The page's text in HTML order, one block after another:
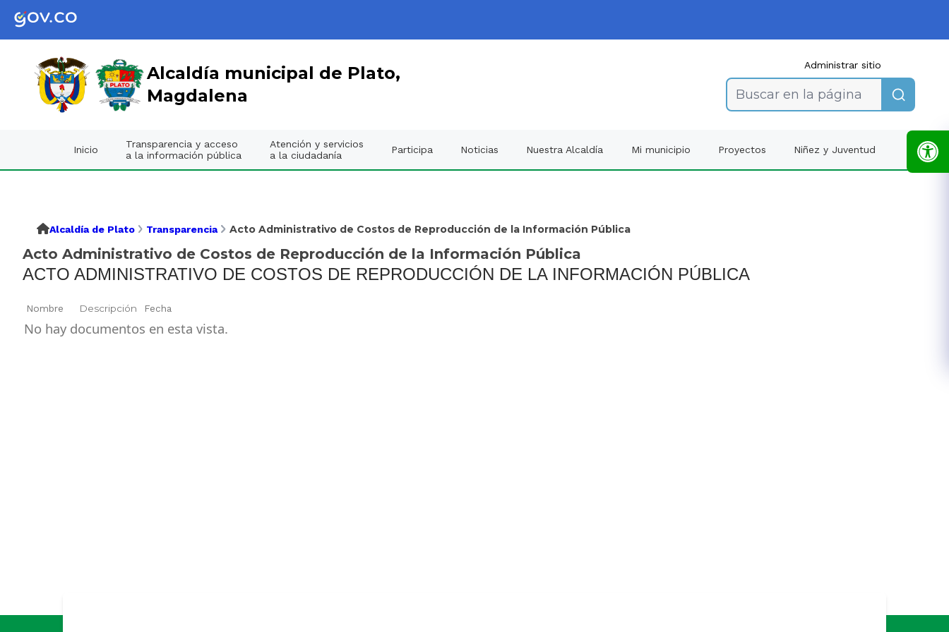
Alcaldía municipal de Plato,
Magdalena
Administrar sitio
Buscar en la página
Inicio
Transparencia y acceso
a la información pública
Atención y servicios
a la ciudadanía
Participa Noticias Nuestra Alcaldía Mi municipio Proyectos Niñez y Juventud
Alcaldía de Plato Transparencia Acto Administrativo de Costos de Reproducción de la Información Pública
Acto Administrativo de Costos de Reproducción de la Información Pública
ACTO ADMINISTRATIVO DE COSTOS DE REPRODUCCIÓN DE LA INFORMACIÓN PÚBLICA
Nombre Descripción Fecha
No hay documentos en esta vista.